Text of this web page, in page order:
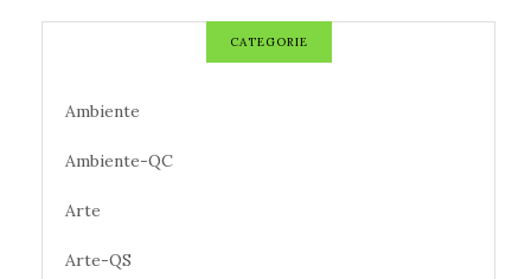
CATEGORIE
Ambiente
Ambiente-QC
Arte
Arte-QS